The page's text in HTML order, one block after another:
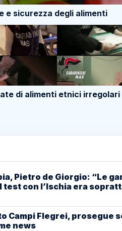
e sicurezza degli alimenti
di alimenti etnici irregolari
Pietro de Giorgio: “Le
test con l’Ischia era
Campi Flegrei, prosegue
news